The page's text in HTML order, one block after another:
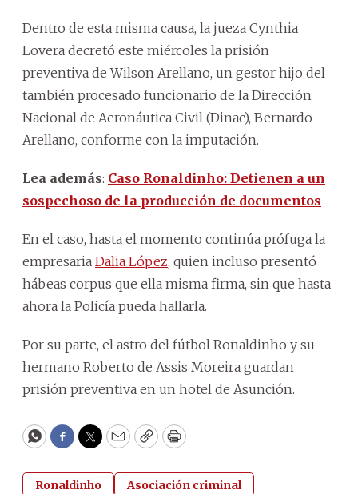
Dentro de esta misma causa, la jueza Cynthia
Lovera decretó este miércoles la prisión
preventiva de Wilson Arellano, un gestor hijo del
también procesado funcionario de la Dirección
Nacional de Aeronáutica Civil (Dinac), Bernardo
Arellano, conforme con la imputación.
Lea además: Caso Ronaldinho: Detienen a un
sospechoso de la producción de documentos
En el caso, hasta el momento continúa prófuga la
empresaria Dalia López, quien incluso presentó
hábeas corpus que ella misma firma, sin que hasta
ahora la Policía pueda hallarla.
Por su parte, el astro del fútbol Ronaldinho y su
hermano Roberto de Assis Moreira guardan
prisión preventiva en un hotel de Asunción.
WhatsApp
Facebook
Twitter
EmailCopyPrint
Ronaldinho
Asociación criminal